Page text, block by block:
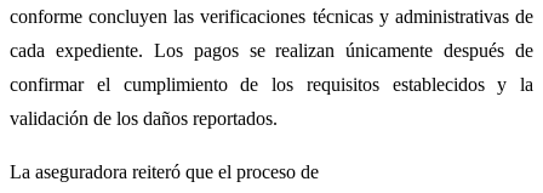
conforme concluyen las verificaciones técnicas y administrativas de
cada expediente. Los pagos se realizan únicamente después de
confirmar el cumplimiento de los requisitos establecidos y la
validación de los daños reportados.
La aseguradora reiteró que el proceso de